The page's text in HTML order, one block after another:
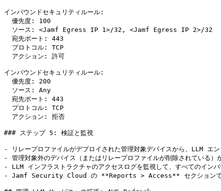
インバウンドセキュリティルール:
  優先度: 100
  ソース: <Jamf Egress IP 1>/32, <Jamf Egress IP 2>/32
  宛先ポート: 443
  プロトコル: TCP
  アクション: 許可
インバウンドセキュリティルール:
  優先度: 200
  ソース: Any
  宛先ポート: 443
  プロトコル: TCP
  アクション: 拒否
### ステップ 5: 検証と監視
- リレープロファイルがデプロイされた管理対象デバイスから、LLM エ
- 管理対象外のデバイス（またはリレープロファイルが削除されている）
- LLM インフラストラクチャのアクセスログを監視して、すべてのイ
- Jamf Security Cloud の **Reports > Access** セクションで接続